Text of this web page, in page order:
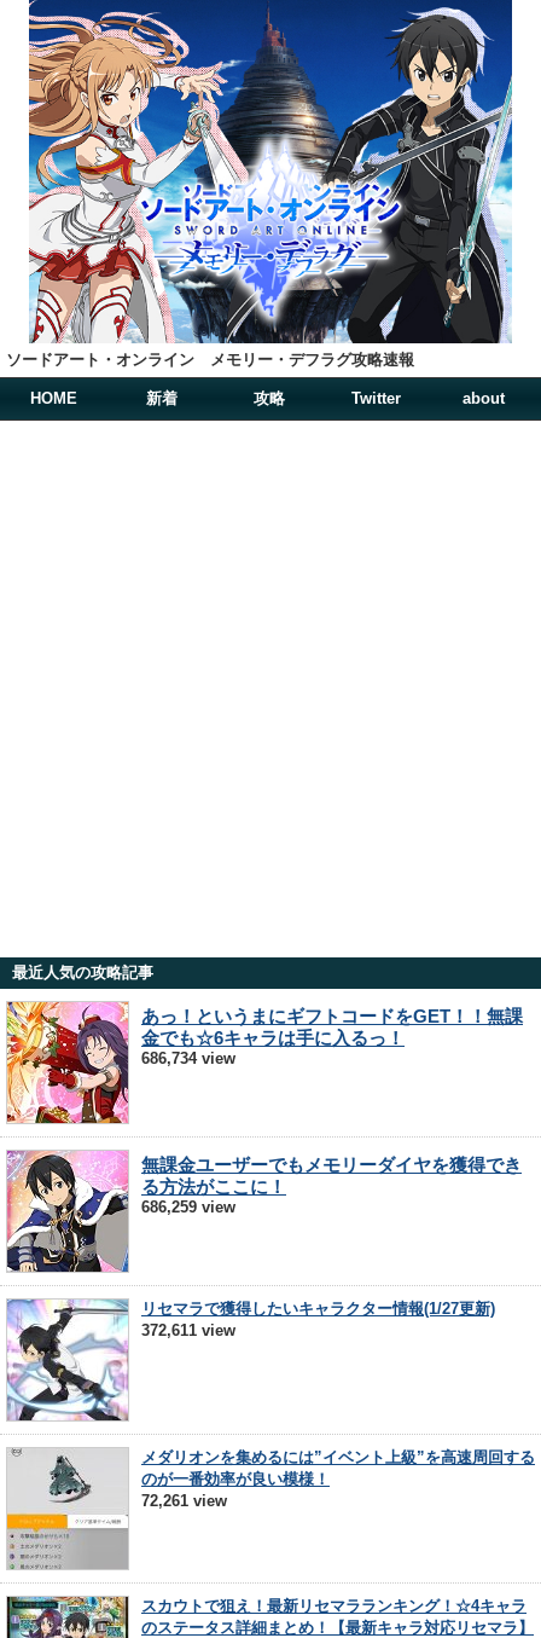
ソードアート・オンライン メモリー・デフラグ攻略速報
HOME 新着 攻略 Twitter about
最近人気の攻略記事
あっ！というまにギフトコードをGET！！無課
金でも☆6キャラは手に入るっ！
686,734 view
無課金ユーザーでもメモリーダイヤを獲得でき
る方法がここに！
686,259 view
リセマラで獲得したいキャラクター情報(1/27更新)
372,611 view
メダリオンを集めるには”イベント上級”を高速周回する
のが一番効率が良い模様！
72,261 view
スカウトで狙え！最新リセマラランキング！☆4キャラ
のステータス詳細まとめ！【最新キャラ対応リセマラ】